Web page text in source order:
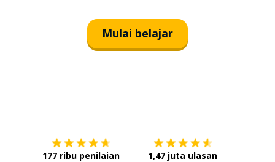
Mulai belajar
177 ribu penilaian 1,47 juta ulasan